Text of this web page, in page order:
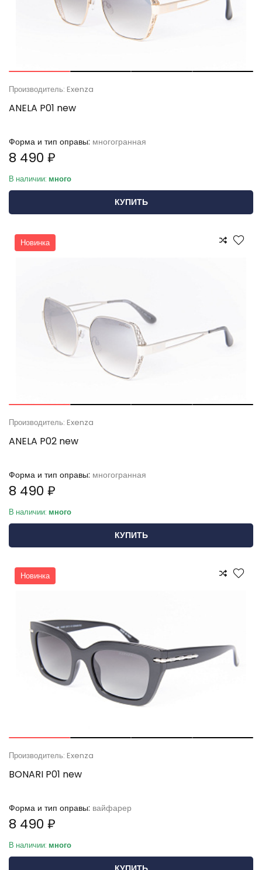
Производитель: Exenza
ANELA P01 new
Форма и тип оправы: многогранная
8 490 ₽
В наличии: много
КУПИТЬ
Новинка
Производитель: Exenza
ANELA P02 new
Форма и тип оправы: многогранная
8 490 ₽
В наличии: много
КУПИТЬ
Новинка
Производитель: Exenza
BONARI P01 new
Форма и тип оправы: вайфарер
8 490 ₽
В наличии: много